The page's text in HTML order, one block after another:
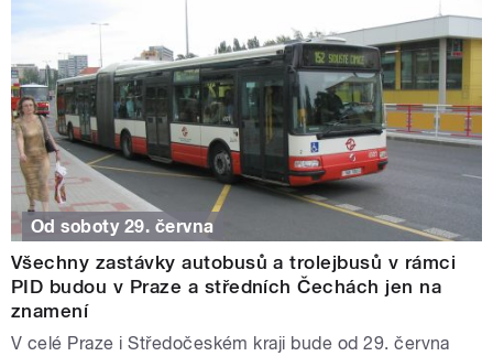
Od soboty 29. června
Všechny zastávky autobusů a trolejbusů v rámci
PID budou v Praze a středních Čechách jen na
znamení
V celé Praze i Středočeském kraji bude od 29. června